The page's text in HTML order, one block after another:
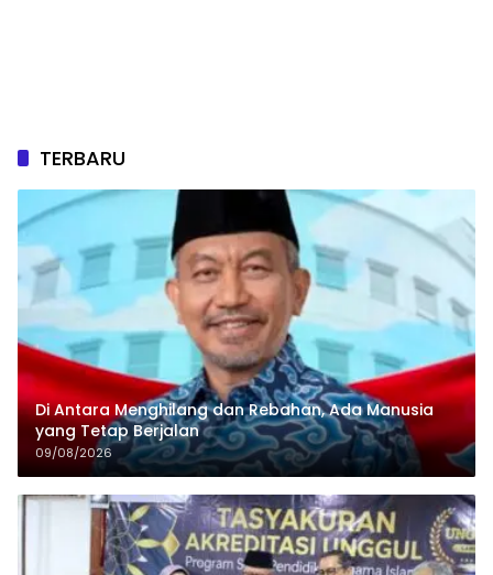
TERBARU
Di Antara Menghilang dan Rebahan, Ada Manusia
yang Tetap Berjalan
09/08/2026